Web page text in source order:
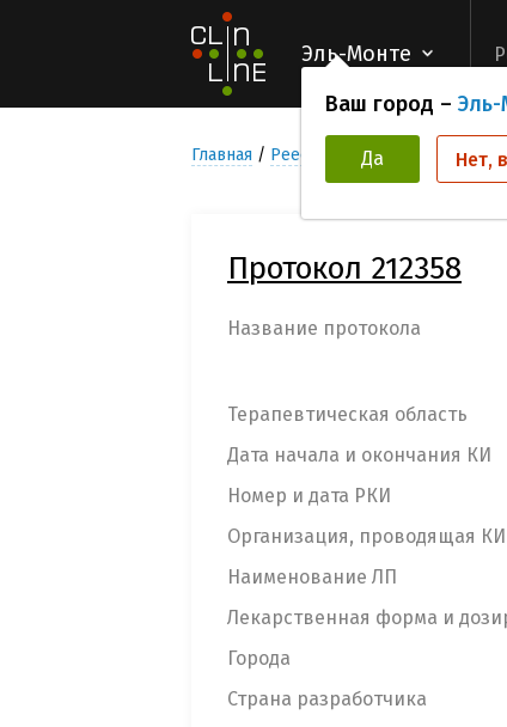
Эль-Монте
Ваш город –
Да Нет,
Главная Реестр Клинических
Протокол 212358
Название протокола
Терапевтическая область
Дата начала и окончания КИ
Номер и дата РКИ
Организация, проводящая КИ
Наименование ЛП
Лекарственная форма и
Города
Страна разработчика